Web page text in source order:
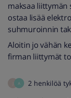
maksaa liittymän
ostaa lisää
suhmuroinnin
Aloitin jo vähän
firman liittymät
A 2 henkilöä